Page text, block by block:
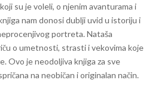
su je voleli, o njenim avanturama i
nam donosi dublji uvid u istoriju i
portreta. Nataša
o umetnosti, strasti i vekovima koje
Ovo je neodoljiva knjiga za sve
na neobičan i originalan način.